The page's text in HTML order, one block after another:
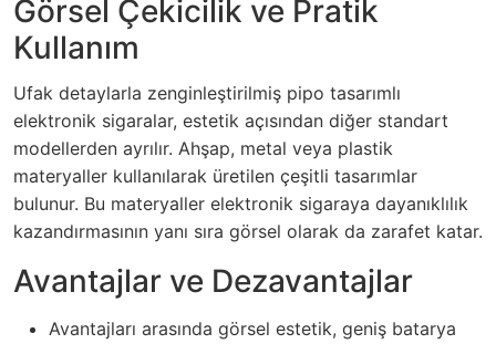
Görsel Çekicilik ve Pratik
Kullanım
Ufak detaylarla zenginleştirilmiş pipo tasarımlı
elektronik sigaralar, estetik açısından diğer standart
modellerden ayrılır. Ahşap, metal veya plastik
materyaller kullanılarak üretilen çeşitli tasarımlar
bulunur. Bu materyaller elektronik sigaraya dayanıklılık
kazandırmasının yanı sıra görsel olarak da zarafet katar.
Avantajlar ve Dezavantajlar
Avantajları arasında görsel estetik, geniş batarya